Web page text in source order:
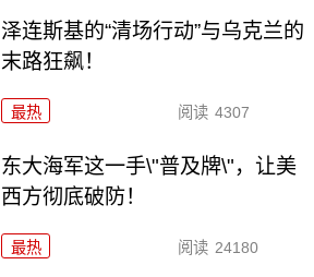
泽连斯基的“清场行动”与乌克兰的
末路狂飙！
最热 阅读 4307
东大海军这一手\"普及牌\"，让美
西方彻底破防！
最热 阅读 24180